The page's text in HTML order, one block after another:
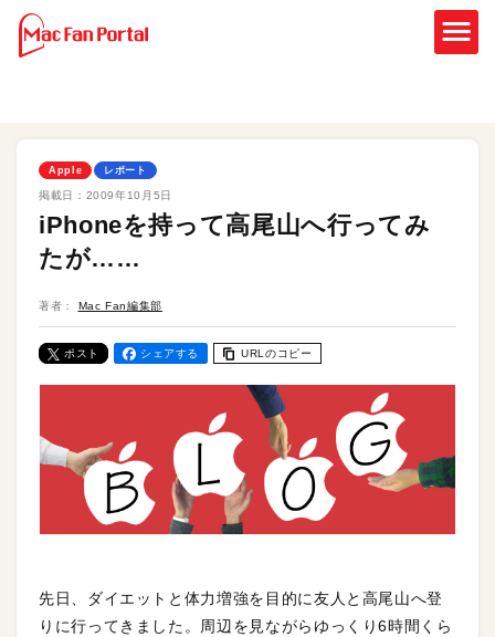
Apple レポート
掲載日： 2009年10月5日
iPhoneを持って高尾山へ行ってみ
たが……
著者： Mac Fan編集部
ポスト シェアする URLのコピー
先日、ダイエットと体力増強を目的に友人と高尾山へ登
りに行ってきました。周辺を見ながらゆっくり6時間くら